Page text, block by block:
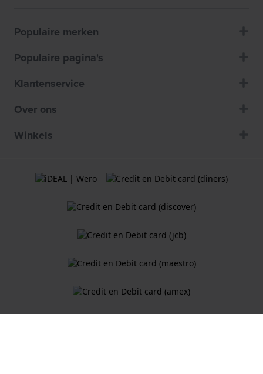
Populaire merken
Populaire pagina's
Klantenservice
Over ons
Winkels